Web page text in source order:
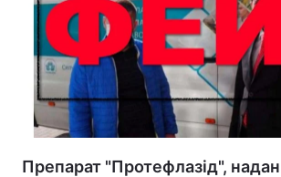
Препарат "Протефлазід",